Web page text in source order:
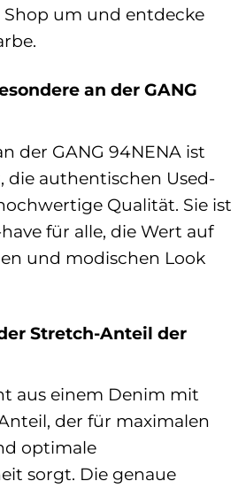
um und entdecke
an der GANG
der GANG 94NENA ist
die authentischen Used-
Qualität. Sie ist
für alle, die Wert auf
und modischen Look
Stretch-Anteil der
aus einem Denim mit
der für maximalen
optimale
sorgt. Die genaue